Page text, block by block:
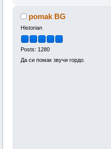
pomak BG
Historian
Posts: 1280
Да си помак звучи гордо.